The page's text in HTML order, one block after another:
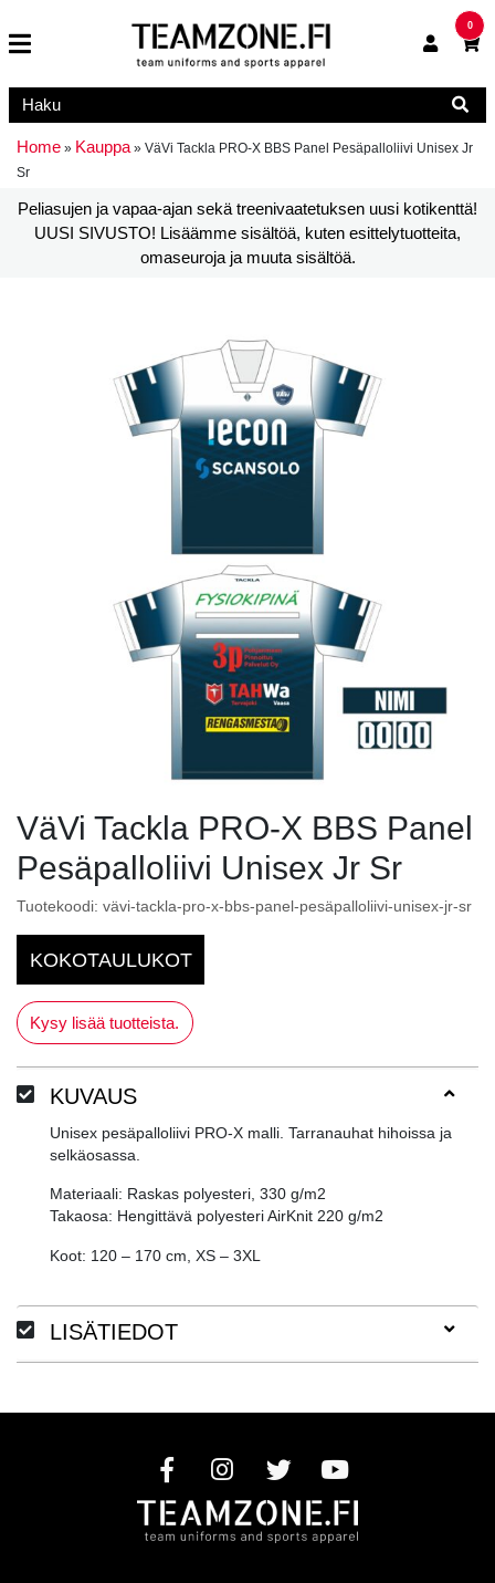
0
Home » Kauppa» VäVi Tackla PRO-X BBS Panel Pesäpalloliivi Unisex Jr
Sr
Peliasujen ja vapaa-ajan sekä treenivaatetuksen uusi kotikenttä!
UUSI SIVUSTO! Lisäämme sisältöä, kuten esittelytuotteita,
omaseuroja ja muuta sisältöä.
VäVi Tackla PRO-X BBS Panel
Pesäpalloliivi Unisex Jr Sr
Tuotekoodi: vävi-tackla-pro-x-bbs-panel-pesäpalloliivi-unisex-jr-sr
KOKOTAULUKOT
Kysy lisää tuotteista.
KUVAUS
Unisex pesäpalloliivi PRO-X malli. Tarranauhat hihoissa ja
selkäosassa.
Materiaali: Raskas polyesteri, 330 g/m2
Takaosa: Hengittävä polyesteri AirKnit 220 g/m2
Koot: 120 – 170 cm, XS – 3XL
LISÄTIEDOT